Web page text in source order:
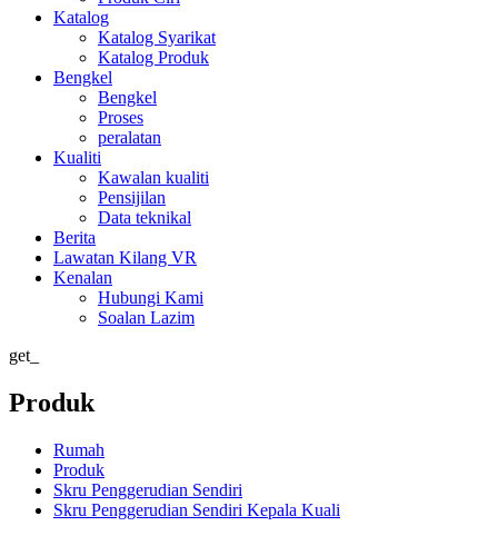
Katalog
Katalog Syarikat
Katalog Produk
Bengkel
Bengkel
Proses
peralatan
Kualiti
Kawalan kualiti
Pensijilan
Data teknikal
Berita
Lawatan Kilang VR
Kenalan
Hubungi Kami
Soalan Lazim
get_
Produk
Rumah
Produk
Skru Penggerudian Sendiri
Skru Penggerudian Sendiri Kepala Kuali